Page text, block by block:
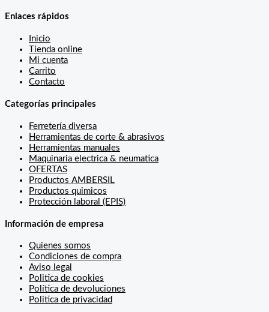
Enlaces rápidos
Inicio
Tienda online
Mi cuenta
Carrito
Contacto
Categorías principales
Ferretería diversa
Herramientas de corte & abrasivos
Herramientas manuales
Maquinaria electrica & neumatica
OFERTAS
Productos AMBERSIL
Productos quimicos
Protección laboral (EPIS)
Información de empresa
Quienes somos
Condiciones de compra
Aviso legal
Politica de cookies
Política de devoluciones
Politica de privacidad